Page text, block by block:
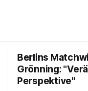
Berlins
Grönning:
Perspektive"